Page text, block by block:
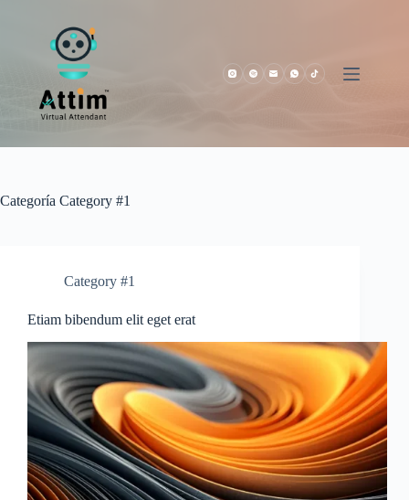
contenido
Categoría Category #1
Category #1
Etiam bibendum elit eget erat